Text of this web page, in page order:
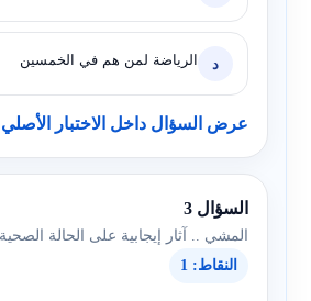
د الرياضة لمن هم في الخمسين
عرض السؤال داخل الاختبار الأصلي
السؤال 3
المشي .. آثار إيجابية على الحالة الصحية
النقاط: 1